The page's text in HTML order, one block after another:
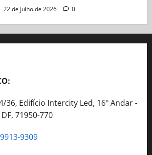
22 de julho de 2026 0
36, Edifício Intercity Led, 16º Andar -
71950-770
9309